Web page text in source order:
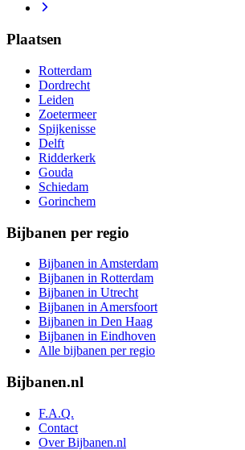
Plaatsen
Rotterdam
Dordrecht
Leiden
Zoetermeer
Spijkenisse
Delft
Ridderkerk
Gouda
Schiedam
Gorinchem
Bijbanen per regio
Bijbanen in Amsterdam
Bijbanen in Rotterdam
Bijbanen in Utrecht
Bijbanen in Amersfoort
Bijbanen in Den Haag
Bijbanen in Eindhoven
Alle bijbanen per regio
Bijbanen.nl
F.A.Q.
Contact
Over Bijbanen.nl